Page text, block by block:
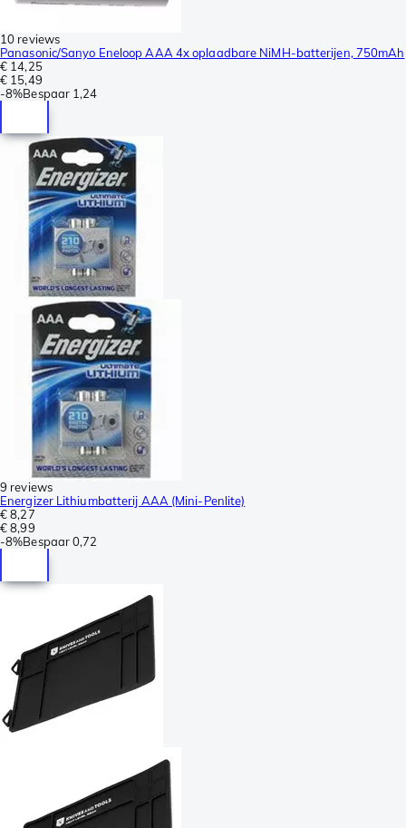
10 reviews
Panasonic/Sanyo Eneloop AAA 4x oplaadbare NiMH-batterijen, 750mAh
€ 14,25
€ 15,49
-8%Bespaar 1,24
9 reviews
Energizer Lithiumbatterij AAA (Mini-Penlite)
€ 8,27
€ 8,99
-8%Bespaar0,72